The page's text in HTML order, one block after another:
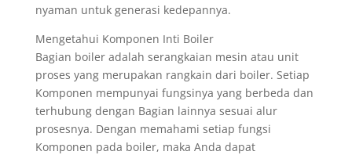
nyaman untuk generasi kedepannya.
Mengetahui Komponen Inti Boiler
Bagian boiler adalah serangkaian mesin atau unit
proses yang merupakan rangkain dari boiler. Setiap
Komponen mempunyai fungsinya yang berbeda dan
terhubung dengan Bagian lainnya sesuai alur
prosesnya. Dengan memahami setiap fungsi
Komponen pada boiler, maka Anda dapat